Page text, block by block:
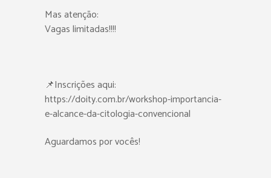
Mas atenção:
Vagas limitadas!!!!
📌Inscrições aqui:
https://doity.com.br/workshop-importancia-
e-alcance-da-citologia-convencional
Aguardamos por vocês!